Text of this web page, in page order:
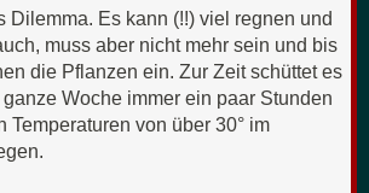
Dilemma. Es kann (!!) viel regnen und
muss aber nicht mehr sein und bis
die Pflanzen ein. Zur Zeit schüttet es
Woche immer ein paar Stunden
Temperaturen von über 30° im